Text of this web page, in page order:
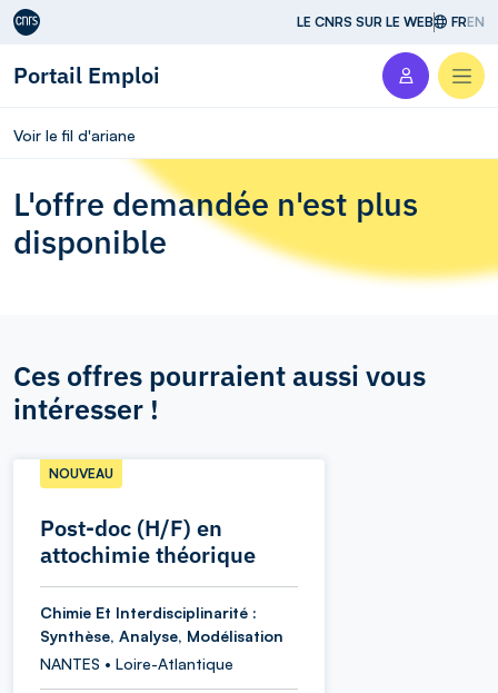
Aller au contenu LE CNRS SUR LE WEB FREN
Portail Emploi
Voir le fil d'ariane
L'offre demandée n'est plus
disponible
Ces offres pourraient aussi vous
intéresser !
Post-doc (H/F) en
attochimie théorique
NOUVEAU
Chimie Et Interdisciplinarité :
Synthèse, Analyse, Modélisation
NANTES • Loire-Atlantique